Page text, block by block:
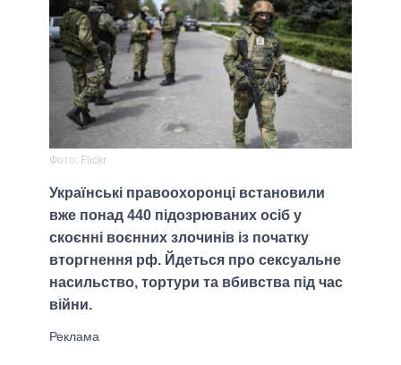
Фото: Flickr
Українські правоохоронці встановили
вже понад 440 підозрюваних осіб у
скоєнні воєнних злочинів із початку
вторгнення рф. Йдеться про сексуальне
насильство, тортури та вбивства під час
війни.